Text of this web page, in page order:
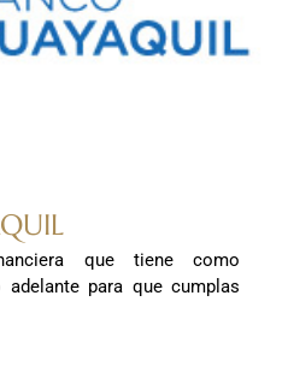
que tiene como
para que cumplas